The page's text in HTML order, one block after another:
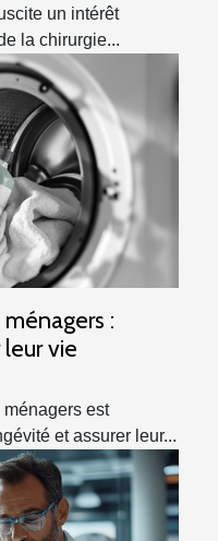
un intérêt
la chirurgie...
:
vie
est
et assurer leur...